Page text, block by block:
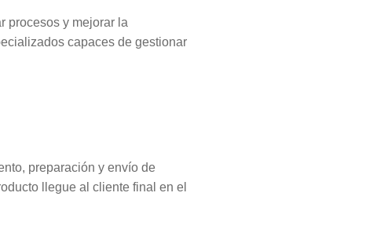
procesos y mejorar la
capaces de gestionar
preparación y envío de
llegue al cliente final en el